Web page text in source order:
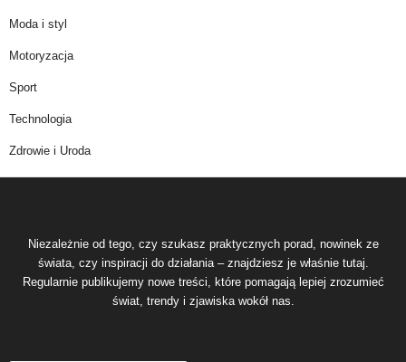
Moda i styl
Motoryzacja
Sport
Technologia
Zdrowie i Uroda
Niezależnie od tego, czy szukasz praktycznych porad, nowinek ze
świata, czy inspiracji do działania – znajdziesz je właśnie tutaj.
Regularnie publikujemy nowe treści, które pomagają lepiej zrozumieć
świat, trendy i zjawiska wokół nas.